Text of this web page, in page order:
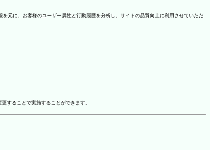
を元に、お客様のユーザー属性と行動履歴を分析し、サイトの品質向上に利用させていただ
することで実施することができます。